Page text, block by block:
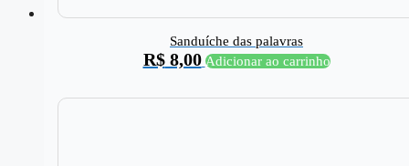
Sanduíche das palavras
R$8,00 Adicionar ao carrinho